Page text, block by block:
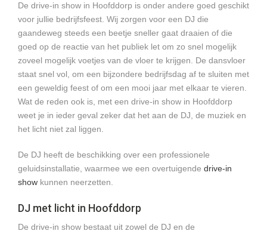
De drive-in show in Hoofddorp is onder andere goed geschikt
voor jullie bedrijfsfeest. Wij zorgen voor een DJ die
gaandeweg steeds een beetje sneller gaat draaien of die
goed op de reactie van het publiek let om zo snel mogelijk
zoveel mogelijk voetjes van de vloer te krijgen. De dansvloer
staat snel vol, om een bijzondere bedrijfsdag af te sluiten met
een geweldig feest of om een mooi jaar met elkaar te vieren.
Wat de reden ook is, met een drive-in show in Hoofddorp
weet je in ieder geval zeker dat het aan de DJ, de muziek en
het licht niet zal liggen.
De DJ heeft de beschikking over een professionele
geluidsinstallatie, waarmee we een overtuigende drive-in
show kunnen neerzetten.
DJ met licht in Hoofddorp
De drive-in show bestaat uit zowel de DJ en de